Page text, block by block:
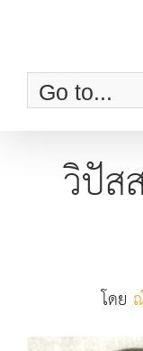
contentGo to...
วิปัส
โดย